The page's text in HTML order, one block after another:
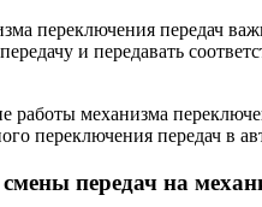
переключения передач
и передавать
работы механизма
переключения передач в
передач на